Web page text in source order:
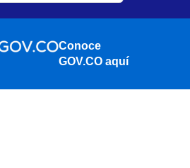
Conoce
GOV.CO aquí